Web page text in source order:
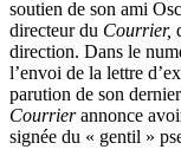
soutien de son ami
directeur du Courrier,
direction. Dans le
l’envoi de la lettre
parution de son
Courrierannonce
signée du « gentil »